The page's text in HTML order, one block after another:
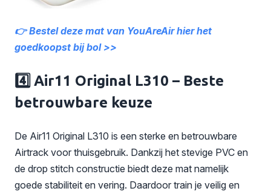
👉 Bestel deze mat van YouAreAir hier het
goedkoopst bij bol >>
4️⃣ Air11 Original L310 – Beste
betrouwbare keuze
De Air11 Original L310 is een sterke en betrouwbare
Airtrack voor thuisgebruik. Dankzij het stevige PVC en
de drop stitch constructie biedt deze mat namelijk
goede stabiliteit en vering. Daardoor train je veilig en